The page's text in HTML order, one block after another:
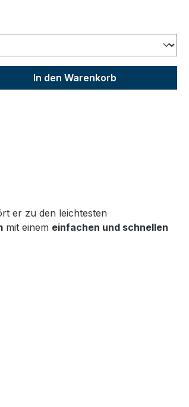
den gewünschten Wert
In den Warenkorb
er zu den leichtesten
mit einem einfachen und schnellen